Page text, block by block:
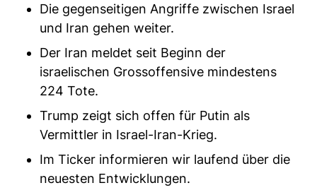
Die gegenseitigen Angriffe zwischen Israel
und Iran gehen weiter.
Der Iran meldet seit Beginn der
israelischen Grossoffensive mindestens
224 Tote.
Trump zeigt sich offen für Putin als
Vermittler in Israel-Iran-Krieg.
Im Ticker informieren wir laufend über die
neuesten Entwicklungen.